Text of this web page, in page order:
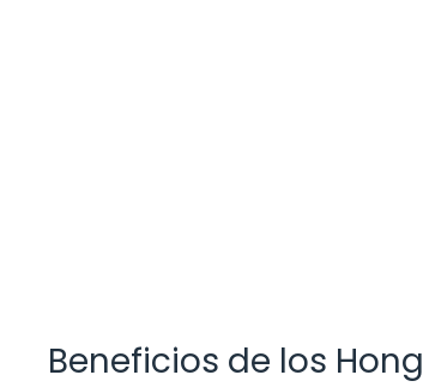
Beneficios de los